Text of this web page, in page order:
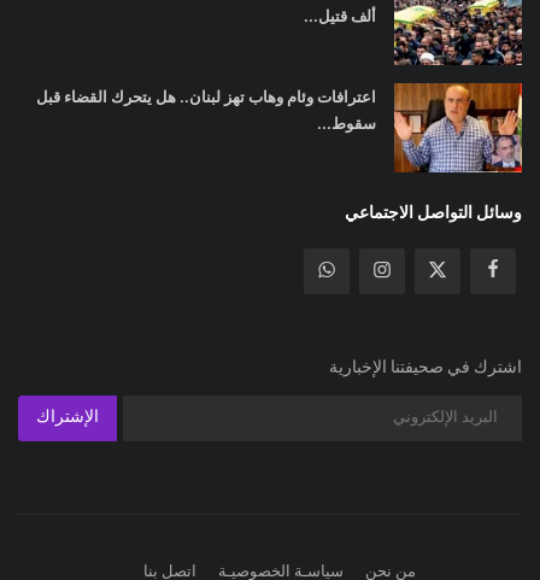
ألف قتيل...
اعترافات وئام وهاب تهز لبنان.. هل يتحرك القضاء قبل
سقوط...
وسائل التواصل الاجتماعي
اشترك في صحيفتنا الإخبارية
الإشتراك
من نحن سياسـة الخصوصيـة اتصل بنا